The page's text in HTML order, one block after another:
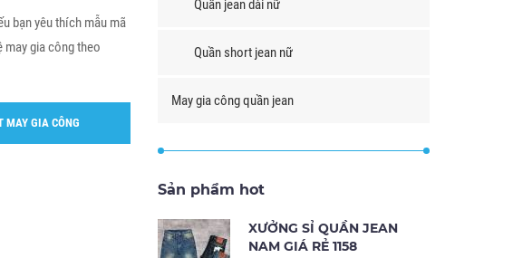
bạn yêu thích mẫu mã
may gia công theo
MAY GIA CÔNG
Quần jean dài nữ
Quần short jean nữ
May gia công quần jean
Sản phẩm hot
XƯỞNG SỈ QUẦN JEAN
NAM GIÁ RẺ 1158